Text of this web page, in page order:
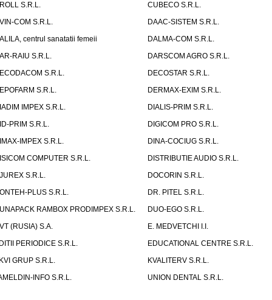
S.R.L.
CUBECO S.R.L.
COM S.R.L.
DAAC-SISTEM S.R.L.
centrul sanatatii femeii
DALMA-COM S.R.L.
RAIU S.R.L.
DARSCOM AGRO S.R.L.
S.R.L.
DECOSTAR S.R.L.
S.R.L.
DERMAX-EXIM S.R.L.
IMPEX S.R.L.
DIALIS-PRIM S.R.L.
PRIM S.R.L.
DIGICOM PRO S.R.L.
IMPEX S.R.L.
DINA-COCIUG S.R.L.
COMPUTER S.R.L.
DISTRIBUTIE AUDIO S.R.L.
S.R.L.
DOCORIN S.R.L.
PLUS S.R.L.
DR. PITEL S.R.L.
RAMBOX PRODIMPEX S.R.L.
DUO-EGO S.R.L.
(RUSIA) S.A.
E. MEDVETCHI I.I.
PERIODICE S.R.L.
EDUCATIONAL CENTRE S.R.L.
GRUP S.R.L.
KVALITERV S.R.L.
INFO S.R.L.
UNION DENTAL S.R.L.